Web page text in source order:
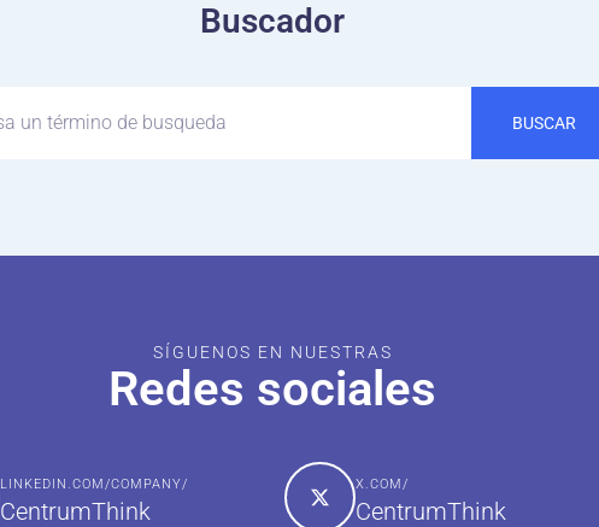
Buscador
BUSCAR
SÍGUENOS EN NUESTRAS
Redes sociales
LINKEDIN.COM/COMPANY/
CentrumThink
X.COM/
CentrumThink